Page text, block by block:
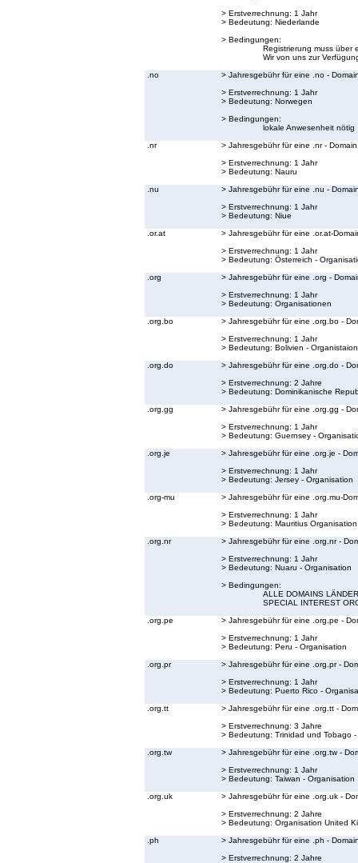
> Erstverrechnung: 1 Jahr
> Bedeutung: Niederlande
> Bedingungen:
Registrierung muss über
Wir von uns zur
.no
> Jahresgebühr für eine .no -
> Erstverrechnung: 1 Jahr
> Bedeutung: Norwegen
> Bedingungen:
lokale Anwesenheit nötig
.nr
> Jahresgebühr für eine .nr - Domain
> Erstverrechnung: 1 Jahr
> Bedeutung: Nauru
.nu
> Jahresgebühr für eine .nu -
> Erstverrechnung: 1 Jahr
> Bedeutung: Niue
.or.at
> Jahresgebühr für eine .or.at-
> Erstverrechnung: 1 Jahr
> Bedeutung: Österreich -
.org
> Jahresgebühr für eine .org -
> Erstverrechnung: 1 Jahr
> Bedeutung: Organisationen
.org.bo
> Jahresgebühr für eine .org.bo -
> Erstverrechnung: 1 Jahr
> Bedeutung: Bolivien - Organistaion
.org.do
> Jahresgebühr für eine .org.do -
> Erstverrechnung: 2 Jahre
> Bedeutung: Dominikanische
.org.gg
> Jahresgebühr für eine .org.gg -
> Erstverrechnung: 1 Jahr
> Bedeutung: Guernsey -
.org.je
> Jahresgebühr für eine .org.je -
> Erstverrechnung: 1 Jahr
> Bedeutung: Jersey - Organisation
.org-mu
> Jahresgebühr für eine .org.mu-
> Erstverrechnung: 1 Jahr
> Bedeutung: Mauritius Organisation
.org.nr
> Jahresgebühr für eine .org.nr -
> Erstverrechnung: 1 Jahr
> Bedeutung: Nuaru - Organisation
> Bedingungen:
ALLE DOMAINS
SPECIAL INTEREST
.org.pe
> Jahresgebühr für eine .org.pe -
> Erstverrechnung: 1 Jahr
> Bedeutung: Peru - Organisation
.org.pr
> Jahresgebühr für eine .org.pr -
> Erstverrechnung: 1 Jahr
> Bedeutung: Puerto Rico -
.org.tt
> Jahresgebühr für eine .org.tt -
> Erstverrechnung: 3 Jahre
> Bedeutung: Trinidad und Tobago
.org.tw
> Jahresgebühr für eine .org.tw -
> Erstverrechnung: 1 Jahr
> Bedeutung: Taiwan - Organisation
.org.uk
> Jahresgebühr für eine .org.uk -
> Erstverrechnung: 2 Jahre
> Bedeutung: Organisation United
.ph
> Jahresgebühr für eine .ph -
> Erstverrechnung: 2 Jahre